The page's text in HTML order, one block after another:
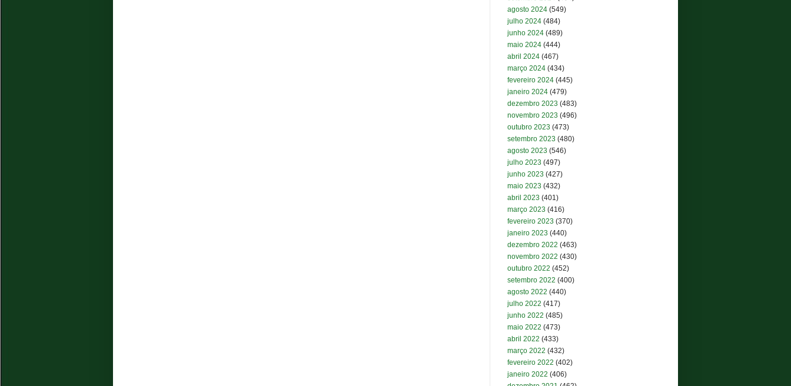
agosto 2024 (549)
julho 2024 (484)
junho 2024 (489)
maio 2024 (444)
abril 2024 (467)
março 2024 (434)
fevereiro 2024 (445)
janeiro 2024 (479)
dezembro 2023 (483)
novembro 2023 (496)
outubro 2023 (473)
setembro 2023 (480)
agosto 2023 (546)
julho 2023 (497)
junho 2023 (427)
maio 2023 (432)
abril 2023 (401)
março 2023 (416)
fevereiro 2023 (370)
janeiro 2023 (440)
dezembro 2022 (463)
novembro 2022 (430)
outubro 2022 (452)
setembro 2022 (400)
agosto 2022 (440)
julho 2022 (417)
junho 2022 (485)
maio 2022 (473)
abril 2022 (433)
março 2022 (432)
fevereiro 2022 (402)
janeiro 2022 (406)